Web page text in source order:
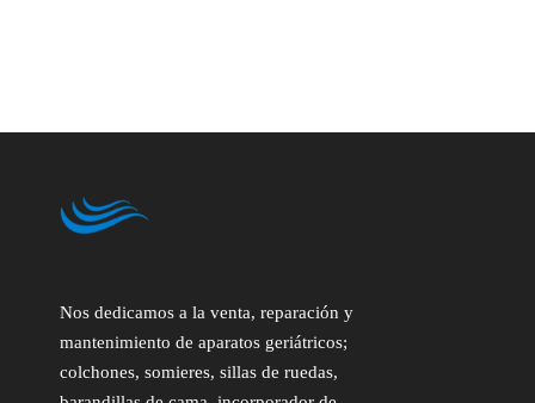
Nos dedicamos a la venta, reparación y
mantenimiento de aparatos geriátricos;
colchones, somieres, sillas de ruedas,